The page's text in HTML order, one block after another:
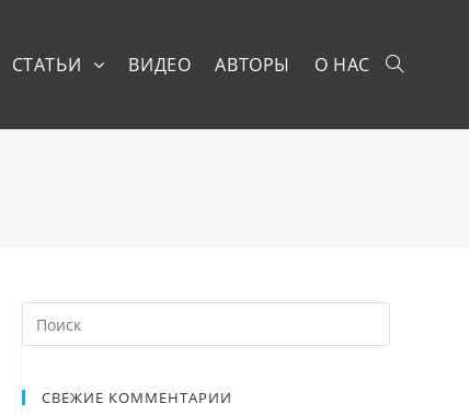
СТАТЬИ ВИДЕО АВТОРЫ О НАС
СВЕЖИЕ КОММЕНТАРИИ